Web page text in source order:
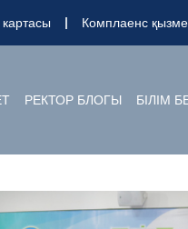
Комплаенс
РЕКТОР БЛОГЫ БІЛІМ